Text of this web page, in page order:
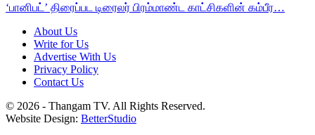
‘பானிபட்’ திரைப்பட டிரைலர் பிரம்மாண்ட காட்சிகளின் கம்பீர…
About Us
Write for Us
Advertise With Us
Privacy Policy
Contact Us
© 2026 - Thangam TV. All Rights Reserved.
Website Design: BetterStudio